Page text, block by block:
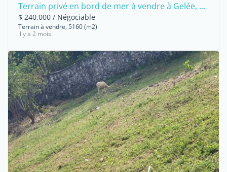
Terrain privé en bord de mer à vendre à Gelée, ...
$ 240,000 / Négociable
Terrain à vendre, 5160 (m2)
il y a 2 mois